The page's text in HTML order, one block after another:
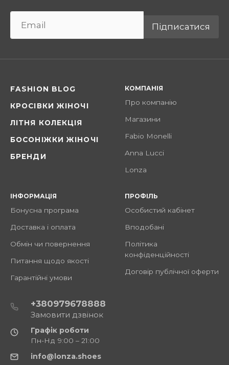
Підписатися
FASHION BLOG
КРОСІВКИ ЖІНОЧІ
ЛІТНЯ КОЛЕКЦІЯ
БОСОНІЖКИ ЖІНОЧІ
БРЕНДИ
КОМПАНІЯ
Про компанію
Магазини
Fabio Monelli
Anna Lucci
Lonza
ІНФОРМАЦІЯ
Бонусна програма
Доставка і оплата
Обмін чи повернення
Питання щодо якості
Гарантійні умови
ПРОФІЛЬ
Особистий кабінет
Вподобані
Політика
конфіденційності
Договір публічної оферти
+380979678888
Замовити дзвінок
Графік роботи
Пн-Нд 9:00 – 21:00
info@lonza.shoes